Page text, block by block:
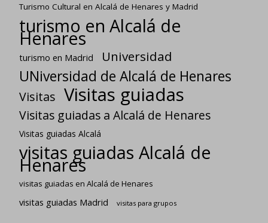
Turismo Cultural en Alcalá de Henares y Madrid
turismo en Alcalá de
Henares
turismo en Madrid Universidad
UNiversidad de Alcalá de Henares
Visitas Visitas guiadas
Visitas guiadas a Alcalá de Henares
Visitas guiadas Alcalá
visitas guiadas Alcalá de
Henares
visitas guiadas en Alcalá de Henares
visitas guiadas Madrid visitas para grupos